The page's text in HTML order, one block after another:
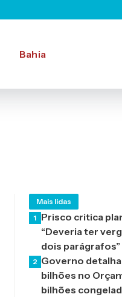
Bahia
Mais lidas
1 Prisco critica
“Deveria ter
dois parágrafos”
2 Governo
bilhões no
bilhões